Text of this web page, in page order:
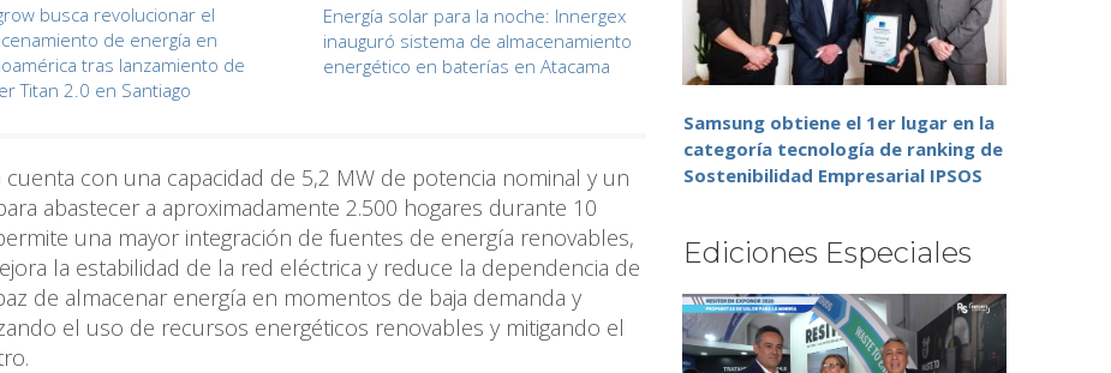
busca revolucionar el
de energía en
tras lanzamiento de
Titan 2.0 en Santiago
Energía solar para la noche: Innergex
inauguró sistema de almacenamiento
energético en baterías en Atacama
con una capacidad de 5,2 MW de potencia nominal y un
abastecer a aproximadamente 2.500 hogares durante 10
una mayor integración de fuentes de energía renovables,
la estabilidad de la red eléctrica y reduce la dependencia de
de almacenar energía en momentos de baja demanda y
el uso de recursos energéticos renovables y mitigando el
Samsung obtiene el 1er lugar en la
categoría tecnología de ranking de
Sostenibilidad Empresarial IPSOS
Ediciones Especiales